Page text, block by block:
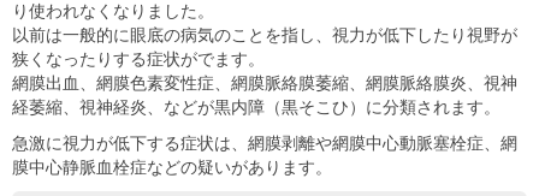
り使われなくなりました。
以前は一般的に眼底の病気のことを指し、視力が低下したり視野が
狭くなったりする症状がでます。
網膜出血、網膜色素変性症、網膜脈絡膜萎縮、網膜脈絡膜炎、視神
経萎縮、視神経炎、などが黒内障（黒そこひ）に分類されます。
急激に視力が低下する症状は、網膜剥離や網膜中心動脈塞栓症、網
膜中心静脈血栓症などの疑いがあります。